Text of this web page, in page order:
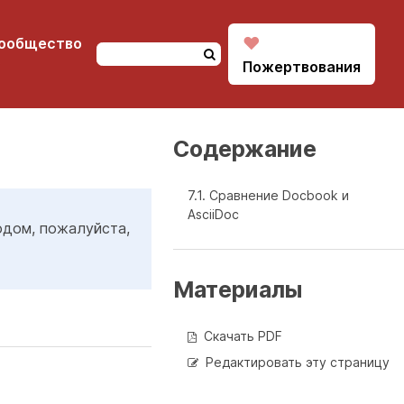
♥
Пожертвования
пожалуйста,
Содержание
7.1. Сравнение Docbook и
AsciiDoc
Материалы
Скачать PDF
Редактировать эту страницу